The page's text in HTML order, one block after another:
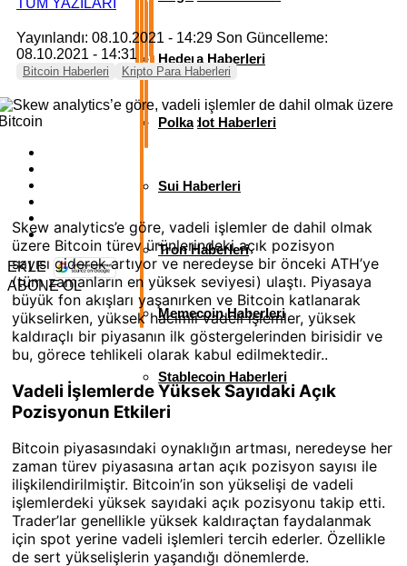
Hedera Haberleri
Polkadot Haberleri
Sui Haberleri
Tron Haberleri
Memecoin Haberleri
Stablecoin Haberleri
TÜM YAZILARI
Yayınlandı: 08.10.2021 - 14:29 Son Güncelleme:
08.10.2021 - 14:31
Bitcoin Haberleri Kripto Para Haberleri
EKLE
ABONE OL
Skew analytics’e göre, vadeli işlemler de dahil olmak
üzere Bitcoin türev ürünlerindeki açık pozisyon
sayısı giderek artıyor ve neredeyse bir önceki ATH’ye
(tüm zamanların en yüksek seviyesi) ulaştı. Piyasaya
büyük fon akışları yaşanırken ve Bitcoin katlanarak
yükselirken, yüksek hacimli vadeli işlemler, yüksek
kaldıraçlı bir piyasanın ilk göstergelerinden birisidir ve
bu, görece tehlikeli olarak kabul edilmektedir..
Vadeli İşlemlerde Yüksek Sayıdaki Açık
Pozisyonun Etkileri
Bitcoin piyasasındaki oynaklığın artması, neredeyse her
zaman türev piyasasına artan açık pozisyon sayısı ile
ilişkilendirilmiştir. Bitcoin’in son yükselişi de vadeli
işlemlerdeki yüksek sayıdaki açık pozisyonu takip etti.
Trader’lar genellikle yüksek kaldıraçtan faydalanmak
için spot yerine vadeli işlemleri tercih ederler. Özellikle
de sert yükselişlerin yaşandığı dönemlerde.